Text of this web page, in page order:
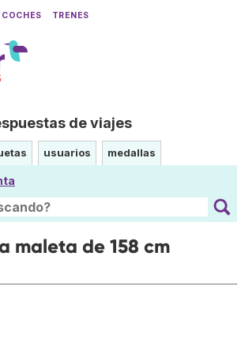
COCHES TRENES
de viajes
usuarios medallas
maleta de 158 cm